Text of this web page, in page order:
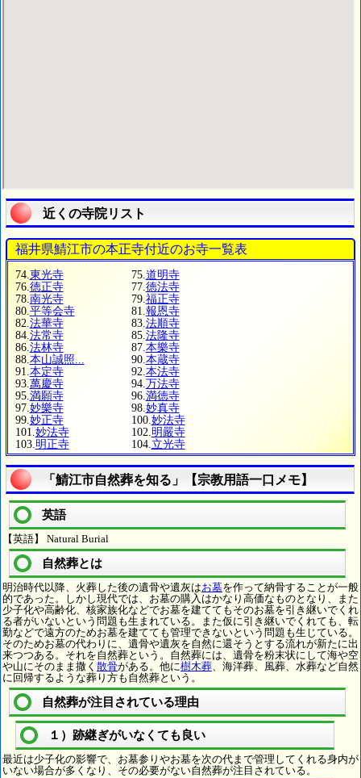
近くの寺院リスト
福井県鯖江市の本正寺付近のお寺一覧表
74. 東光寺 75. 道明寺
76. 徳正寺 77. 徳法寺
78. 南光寺 79. 福正寺
80. 平等会寺 81. 報恩寺
82. 法華寺 83. 法順寺
84. 法常寺 85. 法隆寺
86. 法林寺 87. 本樂寺
88. 本山誠照... 90. 本蔵寺
91. 本定寺 92. 本法寺
93. 萬慶寺 94. 万法寺
95. 満願寺 96. 満徳寺
97. 妙樂寺 98. 妙真寺
99. 妙正寺 100. 妙法寺
101. 妙法寺 102. 明嚴寺
103. 明正寺 104. 立光寺
「鯖江市自然葬を知る」【宗教用語一口メモ】
英語
【英語】 Natural Burial
自然葬とは
明治時代以降、火葬した後の遺骨や遺灰はお墓を作って納骨することが一般
的であった。しかし現代では、お墓の購入はかなり高価なものとなり、また
少子化や高齢化、核家族化などでお墓を建ててもそのお墓を引き継いでくれ
る者がいないという問題も生まれている。また仮に引き継いでくれても、転
勤などで遠方のためお墓を建てても管理できないという問題も生じている。
そのためお墓の代わりに、遺骨や遺灰を自然に還そうとする流れが新たに出
来つつある。それを自然葬という。自然葬には、遺骨を粉末状にして海や空
や山にそのまま撒く 散骨がある。他に樹木葬、海洋葬、風葬、水葬など自然
に回帰するような葬り方も自然葬という。
自然葬が注目されている理由
１）跡継ぎがいなくても良い
最近は少子化の影響で、お墓参りやお墓を次の代まで管理してくれる身内が
いない場合が多くなり、その必要がない自然葬が注目されている。